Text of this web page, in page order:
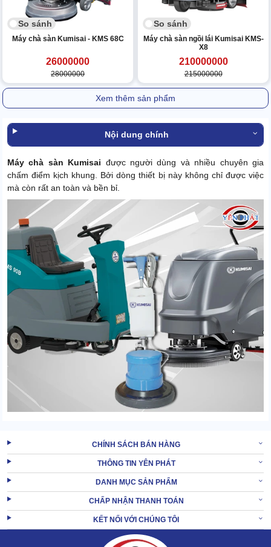
So sánh
Máy chà sàn Kumisai - KMS 68C
26000000
28000000
So sánh
Máy chà sàn ngồi lái Kumisai KMS-
X8
210000000
215000000
Xem thêm sản phẩm
Nội dung chính
Máy chà sàn Kumisai được người dùng và nhiều chuyên gia
chấm điểm kịch khung. Bởi dòng thiết bị này không chỉ được việc
mà còn rất an toàn và bền bỉ.
1.1 Công nghệ Nhật chất lượng vượt trội
Máy chà sàn
ra đời nhờ ứng dụng công nghệ Nhật trong quy trình
sản xuất, hoàn thiện. Nhờ vậy, thông số kỹ thuật vừa rõ ràng, vừa
có độ chuẩn chỉnh cực cao.
Điều này đem đến cùng lúc 3 tác dụng: tối ưu chất lượng máy,
đảm bảo an toàn tuyệt đối và gia tăng tuổi thọ thiết bị. Vậy nên, khi
CHÍNH SÁCH BÁN HÀNG
THÔNG TIN YÊN PHÁT
DANH MỤC SẢN PHẨM
CHẤP NHẬN THANH TOÁN
KẾT NỐI VỚI CHÚNG TÔI